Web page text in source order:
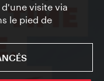
visite via
le pied de